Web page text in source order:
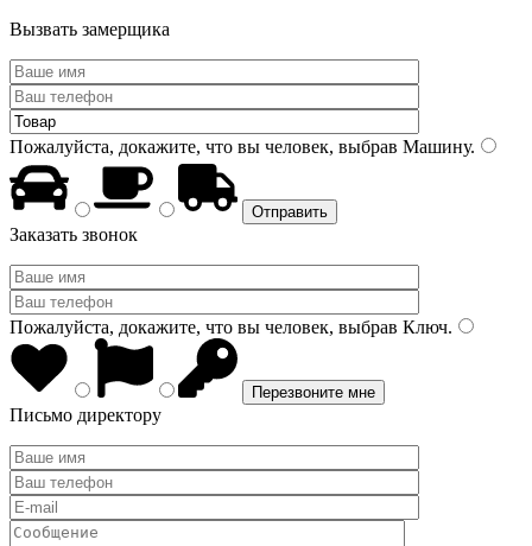
Вызвать замерщика
Пожалуйста, докажите, что вы человек, выбрав Машину.
Заказать звонок
Пожалуйста, докажите, что вы человек, выбрав Ключ.
Письмо директору